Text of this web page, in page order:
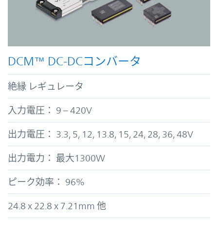
DCM™ DC-DCコンバータ
絶縁 レギュレータ
入力電圧： 9 – 420V
出力電圧： 3.3, 5, 12, 13.8, 15, 24, 28, 36, 48V
出力電力： 最大1300W
ピーク効率： 96%
24.8 x 22.8 x 7.21mm 他